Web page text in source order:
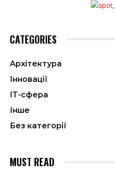
CATEGORIES
Архітектура
Інновації
ІТ-сфера
Інше
Без категорії
MUST READ